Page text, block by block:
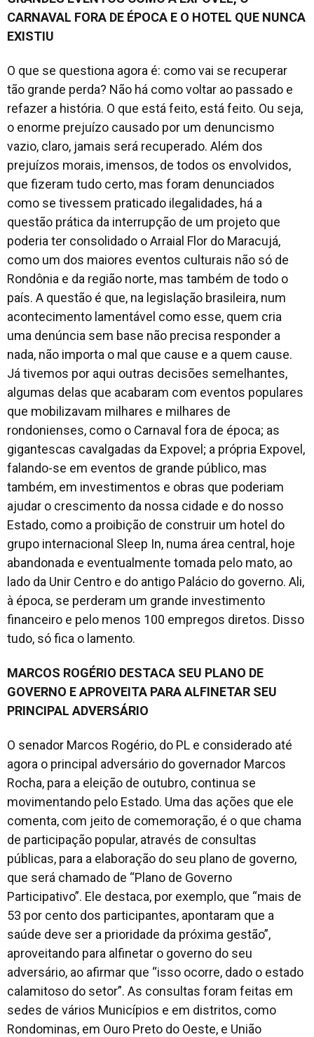
CARNAVAL FORA DE ÉPOCA E O HOTEL QUE NUNCA
EXISTIU
O que se questiona agora é: como vai se recuperar
tão grande perda? Não há como voltar ao passado e
refazer a história. O que está feito, está feito. Ou seja,
o enorme prejuízo causado por um denuncismo
vazio, claro, jamais será recuperado. Além dos
prejuízos morais, imensos, de todos os envolvidos,
que fizeram tudo certo, mas foram denunciados
como se tivessem praticado ilegalidades, há a
questão prática da interrupção de um projeto que
poderia ter consolidado o Arraial Flor do Maracujá,
como um dos maiores eventos culturais não só de
Rondônia e da região norte, mas também de todo o
país. A questão é que, na legislação brasileira, num
acontecimento lamentável como esse, quem cria
uma denúncia sem base não precisa responder a
nada, não importa o mal que cause e a quem cause.
Já tivemos por aqui outras decisões semelhantes,
algumas delas que acabaram com eventos populares
que mobilizavam milhares e milhares de
rondonienses, como o Carnaval fora de época; as
gigantescas cavalgadas da Expovel; a própria Expovel,
falando-se em eventos de grande público, mas
também, em investimentos e obras que poderiam
ajudar o crescimento da nossa cidade e do nosso
Estado, como a proibição de construir um hotel do
grupo internacional Sleep In, numa área central, hoje
abandonada e eventualmente tomada pelo mato, ao
lado da Unir Centro e do antigo Palácio do governo. Ali,
à época, se perderam um grande investimento
financeiro e pelo menos 100 empregos diretos. Disso
tudo, só fica o lamento.
MARCOS ROGÉRIO DESTACA SEU PLANO DE
GOVERNO E APROVEITA PARA ALFINETAR SEU
PRINCIPAL ADVERSÁRIO
O senador Marcos Rogério, do PL e considerado até
agora o principal adversário do governador Marcos
Rocha, para a eleição de outubro, continua se
movimentando pelo Estado. Uma das ações que ele
comenta, com jeito de comemoração, é o que chama
de participação popular, através de consultas
públicas, para a elaboração do seu plano de governo,
que será chamado de “Plano de Governo
Participativo”. Ele destaca, por exemplo, que “mais de
53 por cento dos participantes, apontaram que a
saúde deve ser a prioridade da próxima gestão”,
aproveitando para alfinetar o governo do seu
adversário, ao afirmar que “isso ocorre, dado o estado
calamitoso do setor”. As consultas foram feitas em
sedes de vários Municípios e em distritos, como
Rondominas, em Ouro Preto do Oeste, e União